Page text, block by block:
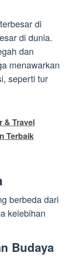
di
di dunia.
dan
menawarkan
seperti tur
& Travel
Terbaik
berbeda dari
kelebihan
Budaya